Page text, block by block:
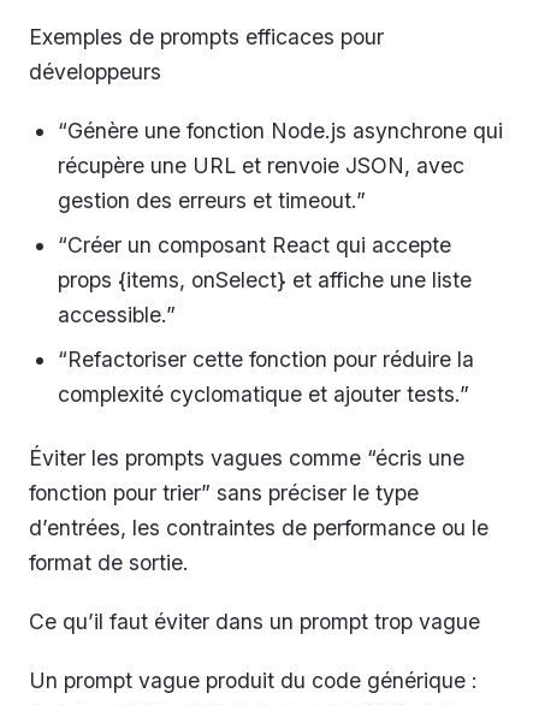
Exemples de prompts efficaces pour
développeurs
“Génère une fonction Node.js asynchrone qui
récupère une URL et renvoie JSON, avec
gestion des erreurs et timeout.”
“Créer un composant React qui accepte
props {items, onSelect} et affiche une liste
accessible.”
“Refactoriser cette fonction pour réduire la
complexité cyclomatique et ajouter tests.”
Éviter les prompts vagues comme “écris une
fonction pour trier” sans préciser le type
d’entrées, les contraintes de performance ou le
format de sortie.
Ce qu’il faut éviter dans un prompt trop vague
Un prompt vague produit du code générique :